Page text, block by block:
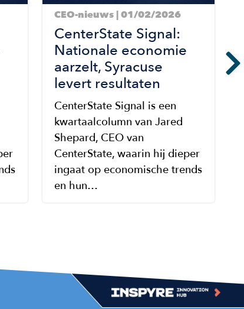
CEO-nieuws | 01/02/2026
CenterState Signal:
Nationale economie
aarzelt, Syracuse
levert resultaten
CenterState Signal is een
kwartaalcolumn van Jared
Shepard, CEO van
CenterState, waarin hij dieper
ingaat op economische trends
en hun…